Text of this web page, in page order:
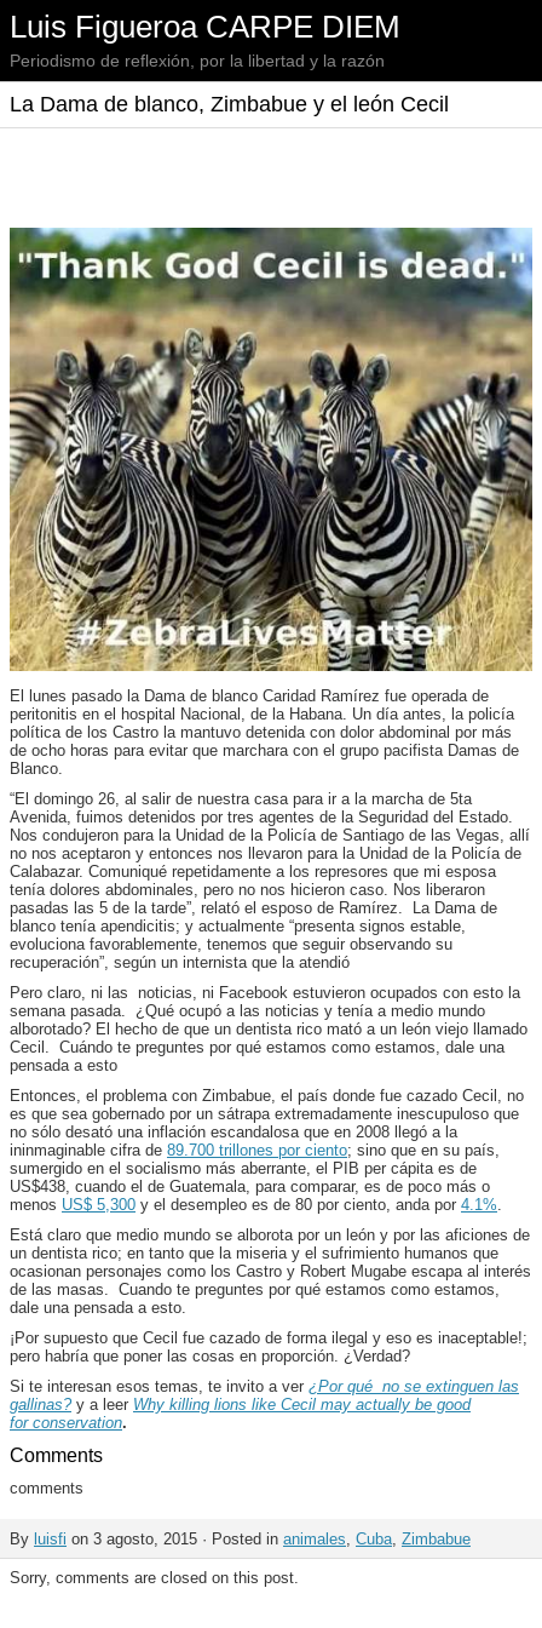
Luis Figueroa CARPE DIEM
Periodismo de reflexión, por la libertad y la razón
La Dama de blanco, Zimbabue y el león Cecil
El lunes pasado la Dama de blanco Caridad Ramírez fue operada de
peritonitis en el hospital Nacional, de la Habana. Un día antes, la policía
política de los Castro la mantuvo detenida con dolor abdominal por más
de ocho horas para evitar que marchara con el grupo pacifista Damas de
Blanco.
“El domingo 26, al salir de nuestra casa para ir a la marcha de 5ta
Avenida, fuimos detenidos por tres agentes de la Seguridad del Estado.
Nos condujeron para la Unidad de la Policía de Santiago de las Vegas, allí
no nos aceptaron y entonces nos llevaron para la Unidad de la Policía de
Calabazar. Comuniqué repetidamente a los represores que mi esposa
tenía dolores abdominales, pero no nos hicieron caso. Nos liberaron
pasadas las 5 de la tarde”, relató el esposo de Ramírez. La Dama de
blanco tenía apendicitis; y actualmente “presenta signos estable,
evoluciona favorablemente, tenemos que seguir observando su
recuperación”, según un internista que la atendió
Pero claro, ni las noticias, ni Facebook estuvieron ocupados con esto la
semana pasada. ¿Qué ocupó a las noticias y tenía a medio mundo
alborotado? El hecho de que un dentista rico mató a un león viejo llamado
Cecil. Cuándo te preguntes por qué estamos como estamos, dale una
pensada a esto
Entonces, el problema con Zimbabue, el país donde fue cazado Cecil, no
es que sea gobernado por un sátrapa extremadamente inescupuloso que
no sólo desató una inflación escandalosa que en 2008 llegó a la
ininmaginable cifra de 89.700 trillones por ciento; sino que en su país,
sumergido en el socialismo más aberrante, el PIB per cápita es de
US$438, cuando el de Guatemala, para comparar, es de poco más o
menos US$ 5,300 y el desempleo es de 80 por ciento, anda por 4.1%.
Está claro que medio mundo se alborota por un león y por las aficiones de
un dentista rico; en tanto que la miseria y el sufrimiento humanos que
ocasionan personajes como los Castro y Robert Mugabe escapa al interés
de las masas. Cuando te preguntes por qué estamos como estamos,
dale una pensada a esto.
¡Por supuesto que Cecil fue cazado de forma ilegal y eso es inaceptable!;
pero habría que poner las cosas en proporción. ¿Verdad?
Si te interesan esos temas, te invito a ver ¿Por qué no se extinguen las
gallinas?y a leer Why killing lions like Cecil may actually be good
for conservation.
Comments
comments
By luisfi on 3 agosto, 2015 · Posted in animales, Cuba, Zimbabue
Sorry, comments are closed on this post.